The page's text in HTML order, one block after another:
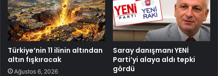
Türkiye’nin 11 ilinin altından
altın fışkıracak
Ağustos 6, 2026
Saray danışmanı YENİ
Parti’yi alaya aldı tepki
gördü